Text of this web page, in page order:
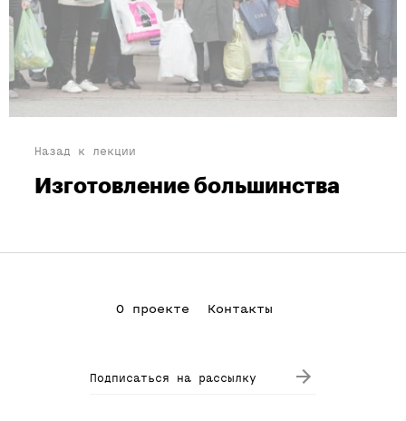
Назад к лекции
Изготовление большинства
О проекте Контакты
Подписаться на рассылку